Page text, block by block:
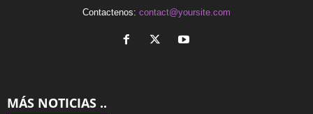
Contactenos: contact@yoursite.com
MÁS NOTICIAS ..